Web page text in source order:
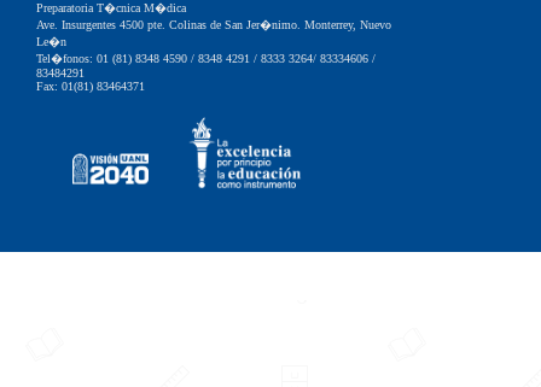
Preparatoria T�cnica M�dica
Ave. Insurgentes 4500 pte. Colinas de San Jer�nimo. Monterrey, Nuevo
Le�n
Tel�fonos: 01 (81) 8348 4590 / 8348 4291 / 8333 3264/ 83334606 /
83484291
Fax: 01(81) 83464371